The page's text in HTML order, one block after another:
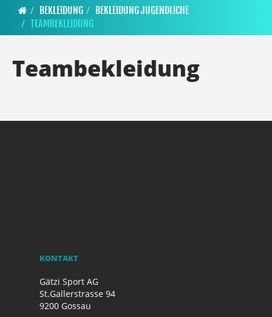
BEKLEIDUNG
BEKLEIDUNG JUGENDLICHE
TEAMBEKLEIDUNG
Teambekleidung
KONTAKT
Gätzi Sport AG
St.Gallerstrasse 94
9200 Gossau